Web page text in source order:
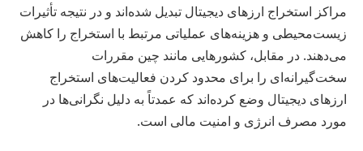
مراکز استخراج ارزهای دیجیتال تبدیل شده‌اند و در نتیجه تأثیرات
زیست‌محیطی و هزینه‌های عملیاتی مرتبط با استخراج را کاهش
می‌دهند. در مقابل، کشورهایی مانند چین مقررات
سخت‌گیرانه‌ای را برای محدود کردن فعالیت‌های استخراج
ارزهای دیجیتال وضع کرده‌اند که عمدتاً به دلیل نگرانی‌ها در
مورد مصرف انرژی و امنیت مالی است.